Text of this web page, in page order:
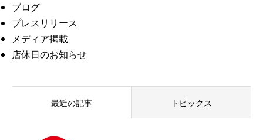
ブログ
プレスリリース
メディア掲載
店休日のお知らせ
最近の記事 トピックス